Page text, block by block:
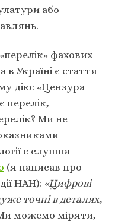
або
фахових
Україні є стаття
дію: «Цензура
перелік,
Ми не
є слушна
(я написав про
НАН): «Цифрові
точні в деталях,
можемо міряти,